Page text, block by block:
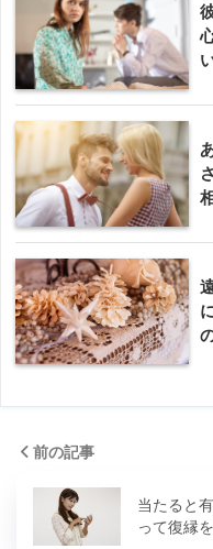
前の記事
当たると
って復縁